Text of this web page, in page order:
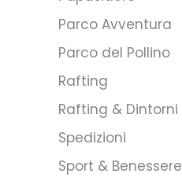
Parco Avventura
Parco del Pollino
Rafting
Rafting & Dintorni
Spedizioni
Sport & Benessere